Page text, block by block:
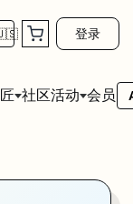
登录
社区活动 会员
Centre 的